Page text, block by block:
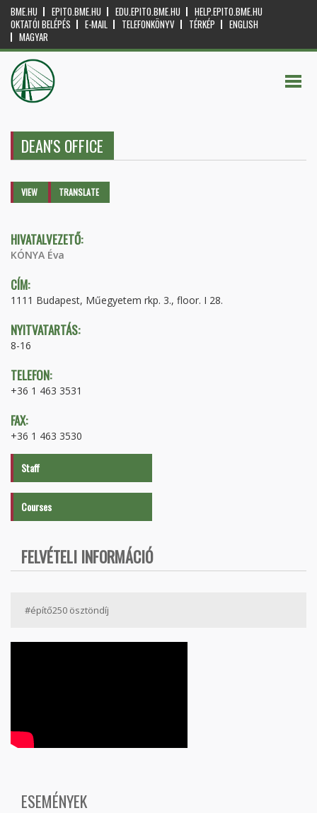
BME.HU EPITO.BME.HU EDU.EPITO.BME.HU
HELP.EPITO.BME.HU
OKTATÓI BELÉPÉS
E-MAIL TELEFONKÖNYV TÉRKÉP
ENGLISH
MAGYAR
DEAN'S OFFICE
Primary tabs
VIEW (ACTIVETRANSLATE
HIVATALVEZETŐ:
KÓNYA Éva
CÍM:
1111 Budapest, Műegyetem rkp. 3., floor. I 28.
NYITVATARTÁS:
8-16
TELEFON:
+36 1 463 3531
FAX:
+36 1 463 3530
Staff
Courses
FELVÉTELI INFORMÁCIÓ
#építő250 ösztöndíj
ESEMÉNYEK